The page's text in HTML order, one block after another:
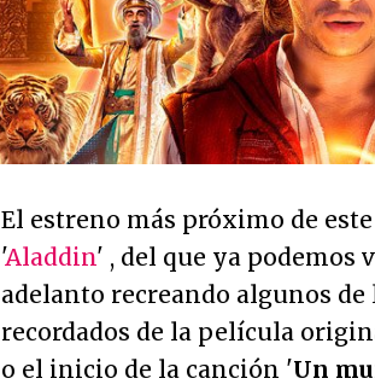
El estreno más próximo de
'Aladdin' , del que ya podemos
adelanto recreando algunos
recordados de la película
o el inicio de la canción 'Un